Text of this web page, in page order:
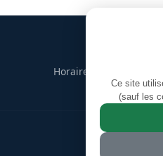
Horaires des prières
© 2026 Grande
Ce site
(sauf les